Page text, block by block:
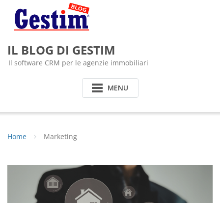
content
IL BLOG DI GESTIM
Il software CRM per le agenzie immobiliari
MENU
Home Marketing